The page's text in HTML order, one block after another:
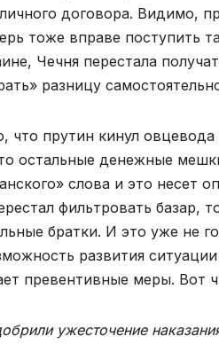
договора. Видимо,
тоже вправе поступить
Чечня перестала
разницу
что прутин кинул
остальные денежные
слова и это несет
фильтровать базар,
братки. И это уже не
развития
превентивные меры. Вот
ужесточение